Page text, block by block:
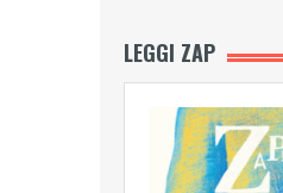
LEGGI ZAP